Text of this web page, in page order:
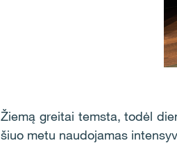
Žiemą greitai temsta, todėl
šiuo metu naudojamas